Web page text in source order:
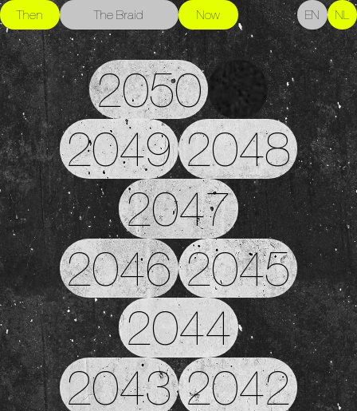
Then The Braid Now EN NL
2050
2049 2048
2047
2046 2045
2044
2043 2042